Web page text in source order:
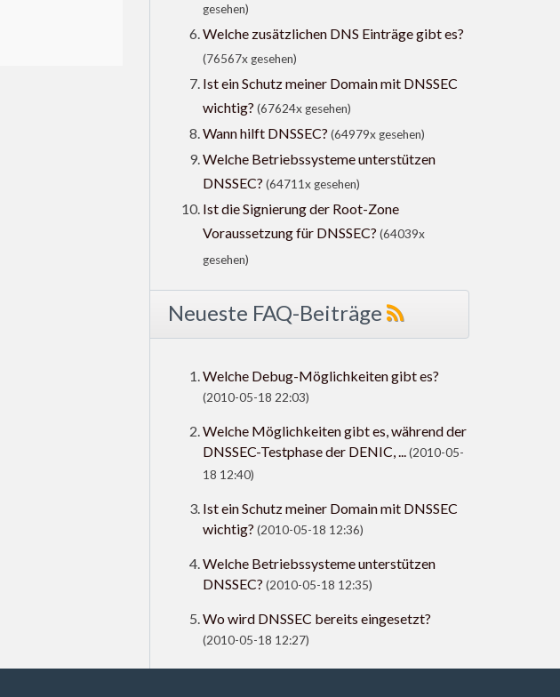
gesehen)
Welche zusätzlichen DNS Einträge gibt es?
(76567x gesehen)
Ist ein Schutz meiner Domain mit DNSSEC
wichtig? (67624x gesehen)
Wann hilft DNSSEC? (64979x gesehen)
Welche Betriebssysteme unterstützen
DNSSEC? (64711x gesehen)
Ist die Signierung der Root-Zone
Voraussetzung für DNSSEC? (64039x
gesehen)
Neueste FAQ-Beiträge
Welche Debug-Möglichkeiten gibt es?
(2010-05-18 22:03)
Welche Möglichkeiten gibt es, während der
DNSSEC-Testphase der DENIC, ...(2010-05-
18 12:40)
Ist ein Schutz meiner Domain mit DNSSEC
wichtig? (2010-05-18 12:36)
Welche Betriebssysteme unterstützen
DNSSEC? (2010-05-18 12:35)
Wo wird DNSSEC bereits eingesetzt?
(2010-05-18 12:27)